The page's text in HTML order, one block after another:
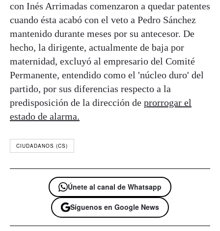
con Inés Arrimadas comenzaron a quedar patentes
cuando ésta acabó con el veto a Pedro Sánchez
mantenido durante meses por su antecesor. De
hecho, la dirigente, actualmente de baja por
maternidad, excluyó al empresario del Comité
Permanente, entendido como el 'núcleo duro' del
partido, por sus diferencias respecto a la
predisposición de la dirección de prorrogar el
estado de alarma.
CIUDADANOS (CS)
Únete al canal de Whatsapp
Síguenos en Google News